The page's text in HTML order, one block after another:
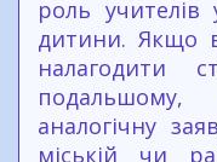
роль
дитини. Якщо
налагодити
аналогічну
міській чи